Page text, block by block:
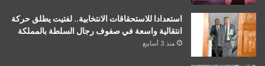
استعدادا للاستحقاقات الانتخابية.. لفتيت يطلق حركة
انتقالية واسعة في صفوف رجال السلطة بالمملكة
منذ 3 أسابيع